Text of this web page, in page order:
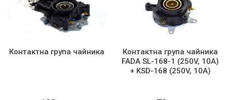
Контактна група чайника
Контактна група чайника
FADA SL-168-1 (250V, 10A)
+ KSD-168 (250V, 10A)